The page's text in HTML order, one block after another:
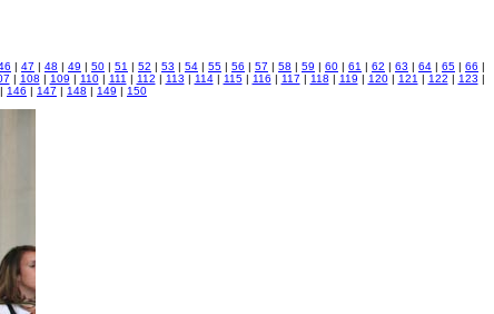
| 47 | 48 | 49 | 50 | 51 | 52 | 53 | 54 | 55 | 56 | 57 | 58 | 59 | 60 | 61 | 62 | 63 | 64 | 65 | 66 |
| 108 | 109 | 110| 111 | 112 | 113 | 114| 115| 116 | 117 | 118 | 119 | 120| 121 | 122 | 123 |
| 146 | 147 | 148 | 149 | 150